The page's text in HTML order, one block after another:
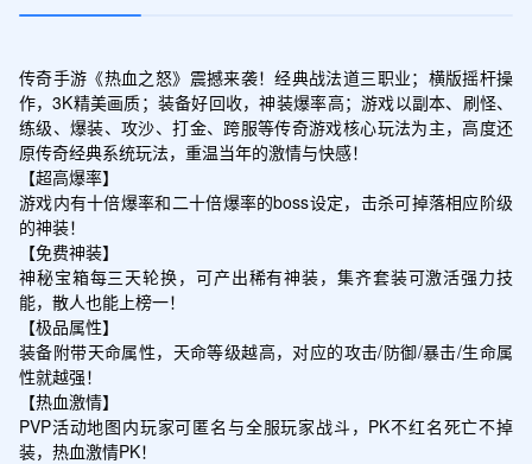
传奇手游《热血之怒》震撼来袭！经典战法道三职业；横版摇杆操
作，3K精美画质；装备好回收，神装爆率高；游戏以副本、刷怪、
练级、爆装、攻沙、打金、跨服等传奇游戏核心玩法为主，高度还
原传奇经典系统玩法，重温当年的激情与快感！
【超高爆率】
游戏内有十倍爆率和二十倍爆率的boss设定，击杀可掉落相应阶级
的神装！
【免费神装】
神秘宝箱每三天轮换，可产出稀有神装，集齐套装可激活强力技
能，散人也能上榜一！
【极品属性】
装备附带天命属性，天命等级越高，对应的攻击/防御/暴击/生命属
性就越强！
【热血激情】
PVP活动地图内玩家可匿名与全服玩家战斗，PK不红名死亡不掉
装，热血激情PK！